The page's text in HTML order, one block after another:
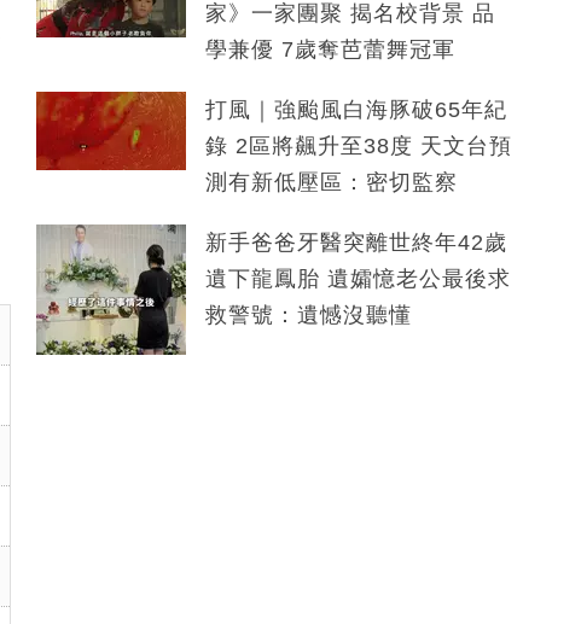
家》一家團聚 揭名校背景 品
學兼優 7歲奪芭蕾舞冠軍
打風｜強颱風白海豚破65年紀
錄 2區將飆升至38度 天文台預
測有新低壓區：密切監察
新手爸爸牙醫突離世終年42歲
遺下龍鳳胎 遺孀憶老公最後求
救警號：遺憾沒聽懂